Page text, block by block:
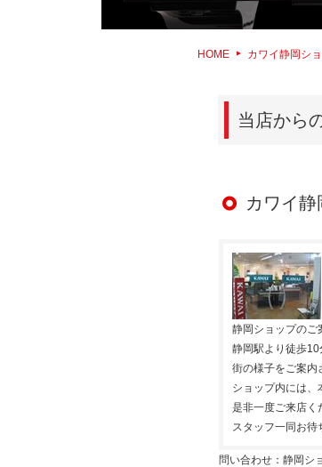
HOME カワイ静岡シ
当店から
カワイ
静岡ショップのご
静岡駅より徒歩10
街の様子をご案内
ショップ内には、
是非一度ご来店く
スタッフ一同お待
問い合わせ：静岡シ